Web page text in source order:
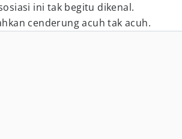
ini tak begitu dikenal.
cenderung acuh tak acuh.